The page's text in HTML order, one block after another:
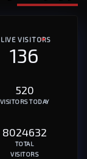
LIVE VISITORS
136
520
VISITORS TODAY
8024632
TOTAL
VISITORS